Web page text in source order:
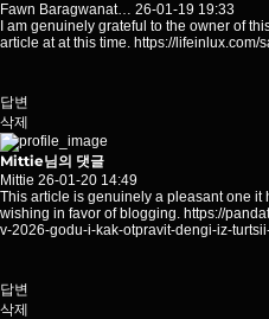
Fawn Baragwanat… 26-01-19 19:33
I am genuinely grateful to the owner of
article at at this time. https://lifeinlux.com/
답변
삭제
Mittie님의 댓글
Mittie 26-01-20 14:49
This article is genuinely a pleasant one it
wishing in favor of blogging. https://
v-2026-godu-i-kak-otpravit-dengi-iz-
답변
삭제